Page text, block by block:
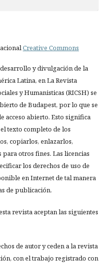
Creative Commons
y divulgación de la
Latina, en La Revista
y Humanisticas (RICSH) se
de Budapest, por lo que se
acceso abierto. Esto significa
texto completo de los
copiarlos, enlazarlos,
otros fines. Las licencias
los derechos de uso de
en Internet de tal manera
de publicación.
revista aceptan las siguientes
de autor y ceden a la revista
con el trabajo registrado con